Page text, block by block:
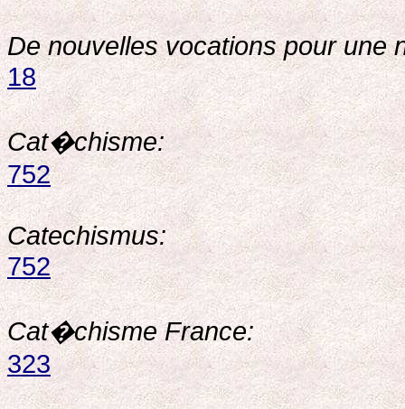
De nouvelles vocations pour une
18
Cat�chisme:
752
Catechismus:
752
Cat�chisme France:
323